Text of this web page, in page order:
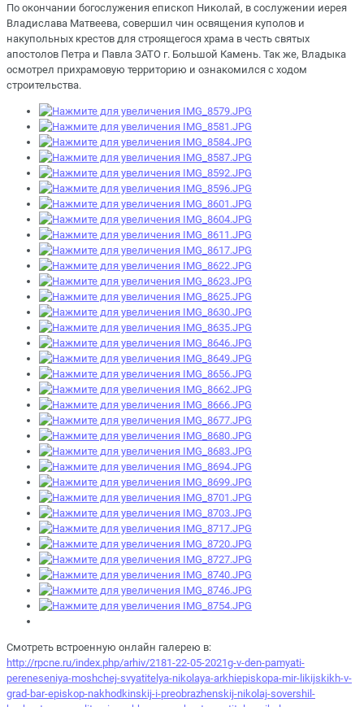
По окончании богослужения епископ Николай, в сослужении иерея
Владислава Матвеева, совершил чин освящения куполов и
накупольных крестов для строящегося храма в честь святых
апостолов Петра и Павла ЗАТО г. Большой Камень. Так же, Владыка
осмотрел прихрамовую территорию и ознакомился с ходом
строительства.
Смотреть встроенную онлайн галерею в:
http://rpcne.ru/index.php/arhiv/2181-22-05-2021g-v-den-pamyati-
pereneseniya-moshchej-svyatitelya-nikolaya-arkhiepiskopa-mir-likijskikh-v-
grad-bar-episkop-nakhodkinskij-i-preobrazhenskij-nikolaj-sovershil-